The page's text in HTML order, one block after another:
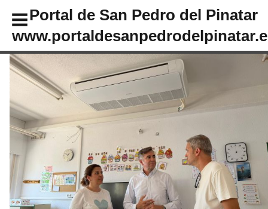
Portal de San Pedro del Pinatar